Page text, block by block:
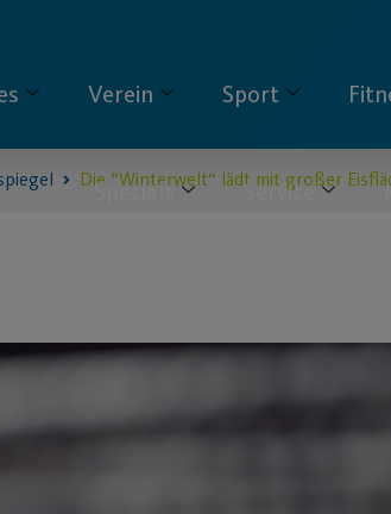
Verein Sport
Specials Service
Die “Winterwelt“ lädt mit großer